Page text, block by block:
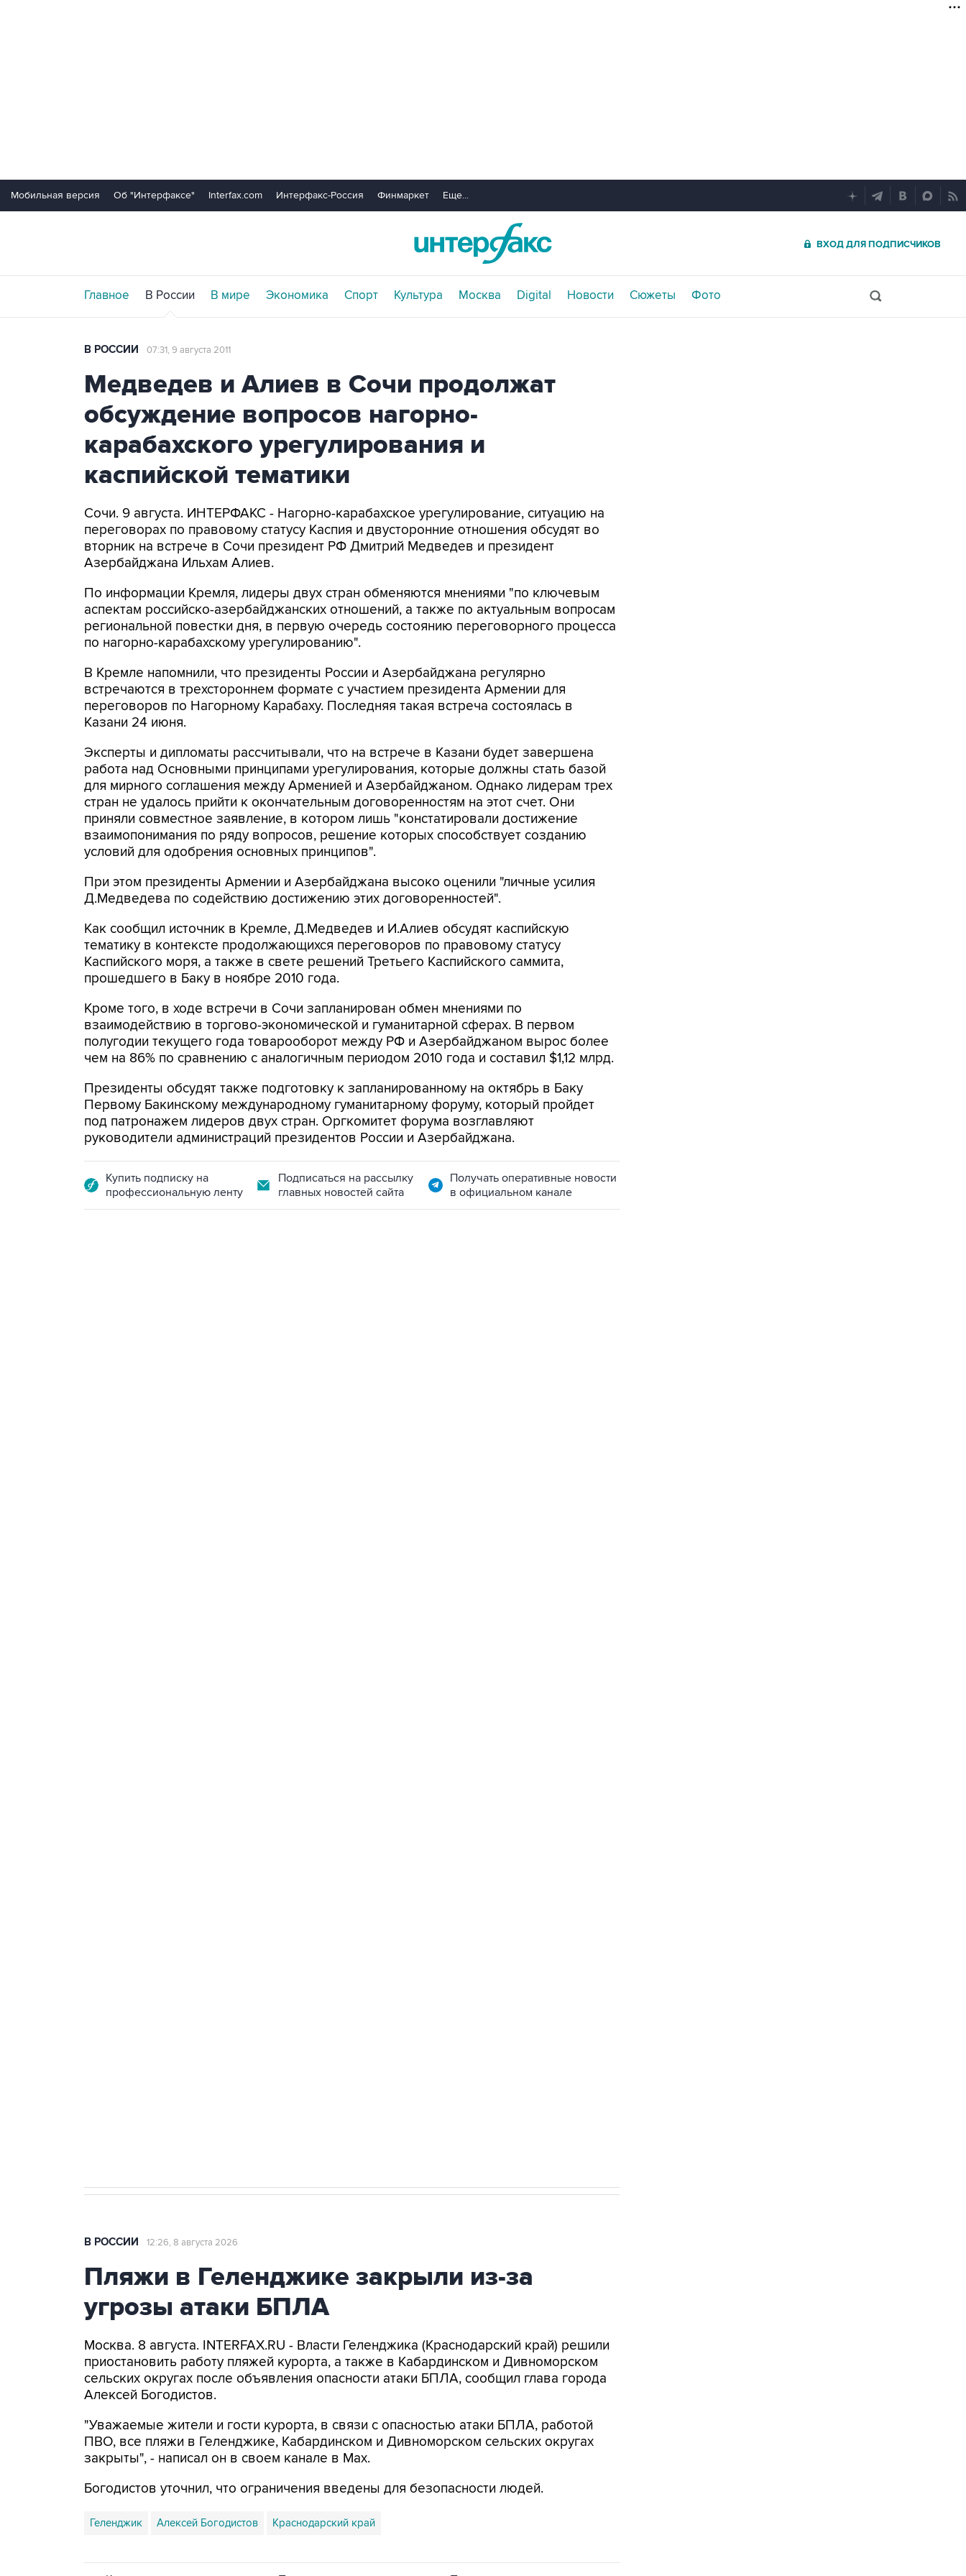
Мобильная версия Об "Интерфаксе" Interfax.com Интерфакс-Россия Финмаркет Еще...
ВХОД ДЛЯ ПОДПИСЧИКОВ
Главное В России В мире Экономика Спорт Культура Москва Digital Новости Сюжеты Фото
В РОССИИ 07:31, 9 августа 2011
Медведев и Алиев в Сочи продолжат
обсуждение вопросов нагорно-
карабахского урегулирования и
каспийской тематики
Сочи. 9 августа. ИНТЕРФАКС - Нагорно-карабахское урегулирование, ситуацию на
переговорах по правовому статусу Каспия и двусторонние отношения обсудят во
вторник на встрече в Сочи президент РФ Дмитрий Медведев и президент
Азербайджана Ильхам Алиев.
По информации Кремля, лидеры двух стран обменяются мнениями "по ключевым
аспектам российско-азербайджанских отношений, а также по актуальным вопросам
региональной повестки дня, в первую очередь состоянию переговорного процесса
по нагорно-карабахскому урегулированию".
В Кремле напомнили, что президенты России и Азербайджана регулярно
встречаются в трехстороннем формате с участием президента Армении для
переговоров по Нагорному Карабаху. Последняя такая встреча состоялась в
Казани 24 июня.
Эксперты и дипломаты рассчитывали, что на встрече в Казани будет завершена
работа над Основными принципами урегулирования, которые должны стать базой
для мирного соглашения между Арменией и Азербайджаном. Однако лидерам трех
стран не удалось прийти к окончательным договоренностям на этот счет. Они
приняли совместное заявление, в котором лишь "констатировали достижение
взаимопонимания по ряду вопросов, решение которых способствует созданию
условий для одобрения основных принципов".
При этом президенты Армении и Азербайджана высоко оценили "личные усилия
Д.Медведева по содействию достижению этих договоренностей".
Как сообщил источник в Кремле, Д.Медведев и И.Алиев обсудят каспийскую
тематику в контексте продолжающихся переговоров по правовому статусу
Каспийского моря, а также в свете решений Третьего Каспийского саммита,
прошедшего в Баку в ноябре 2010 года.
Кроме того, в ходе встречи в Сочи запланирован обмен мнениями по
взаимодействию в торгово-экономической и гуманитарной сферах. В первом
полугодии текущего года товарооборот между РФ и Азербайджаном вырос более
чем на 86% по сравнению с аналогичным периодом 2010 года и составил $1,12 млрд.
Президенты обсудят также подготовку к запланированному на октябрь в Баку
Первому Бакинскому международному гуманитарному форуму, который пройдет
под патронажем лидеров двух стран. Оргкомитет форума возглавляют
руководители администраций президентов России и Азербайджана.
Купить подписку на
профессиональную ленту
Подписаться на рассылку
главных новостей сайта
Получать оперативные новости
в официальном канале
В РОССИИ 12:26, 8 августа 2026
Пляжи в Геленджике закрыли из-за
угрозы атаки БПЛА
Москва. 8 августа. INTERFAX.RU - Власти Геленджика (Краснодарский край) решили
приостановить работу пляжей курорта, а также в Кабардинском и Дивноморском
сельских округах после объявления опасности атаки БПЛА, сообщил глава города
Алексей Богодистов.
"Уважаемые жители и гости курорта, в связи с опасностью атаки БПЛА, работой
ПВО, все пляжи в Геленджике, Кабардинском и Дивноморском сельских округах
закрыты", - написал он в своем канале в Max.
Богодистов уточнил, что ограничения введены для безопасности людей.
Геленджик Алексей Богодистов Краснодарский край